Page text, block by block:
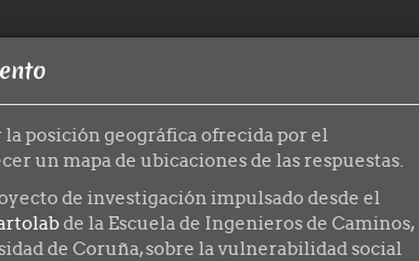
posición geográfica ofrecida por el
un mapa de ubicaciones de las respuestas.
de investigación impulsado desde el
de la Escuela de Ingenieros de Caminos,
de Coruña, sobre la vulnerabilidad social